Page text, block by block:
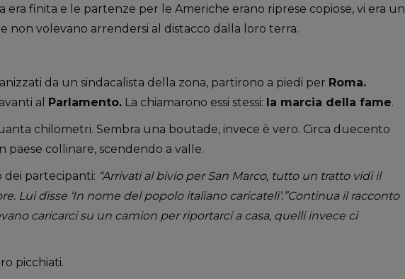
era finita e le partenze per le Americhe erano riprese copiose, vi era un
non volevano arrendersi al distacco dalla loro terra.
da un sindacalista della zona, partirono a piedi per Roma.
al Parlamento.La chiamarono essi stessi: la marcia della fame.
chilometri. Sembra una boutade, invece è vero. Circa duecento
paese collinare, scendendo a valle.
dei partecipanti: “Arrivati al bivio per San Marco, tutto un tratto vidi il
Lui disse ‘In nome del popolo italiano caricateli’.”Continua il racconto
caricarci su un camion per riportarci a casa, quelli invece ci
picchiati.